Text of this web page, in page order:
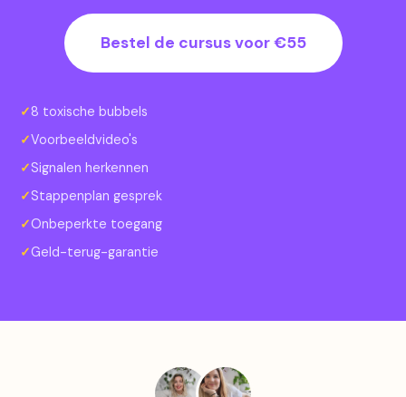
Bestel de cursus voor €55
8 toxische bubbels
Voorbeeldvideo's
Signalen herkennen
Stappenplan gesprek
Onbeperkte toegang
Geld-terug-garantie